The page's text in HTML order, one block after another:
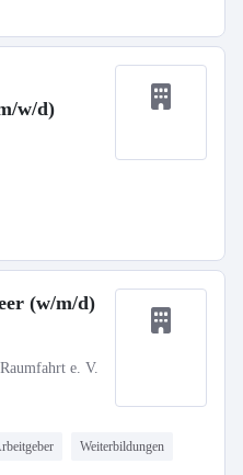
w/d)
(w/m/d)
e. V.
Weiterbildungen